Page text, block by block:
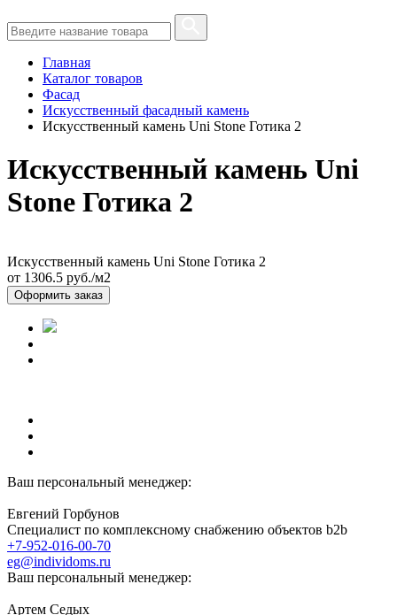
Главная
Каталог товаров
Фасад
Искусственный фасадный камень
Искусственный камень Uni Stone Готика 2
Искусственный камень Uni
Stone Готика 2
Искусственный камень Uni Stone Готика 2
от 1306.5 руб./м2
Оформить заказ
Ваш персональный менеджер:
Евгений Горбунов
Специалист по комплексному снабжению объектов b2b
+7-952-016-00-70
eg@individoms.ru
Ваш персональный менеджер:
Артем Седых